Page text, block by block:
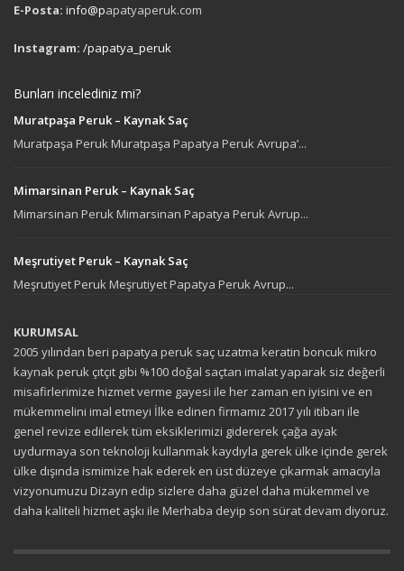
E-Posta: info@papatyaperuk.com
Instagram: /papatya_peruk
Bunları incelediniz mi?
Muratpaşa Peruk – Kaynak Saç
Muratpaşa Peruk Muratpaşa Papatya Peruk Avrupa’...
Mimarsinan Peruk – Kaynak Saç
Mimarsinan Peruk Mimarsinan Papatya Peruk Avrup...
Meşrutiyet Peruk – Kaynak Saç
Meşrutiyet Peruk Meşrutiyet Papatya Peruk Avrup...
KURUMSAL
2005 yılından beri papatya peruk saç uzatma keratin boncuk mikro
kaynak peruk çıtçıt gibi %100 doğal saçtan imalat yaparak siz değerli
misafirlerimize hizmet verme gayesi ile her zaman en iyisini ve en
mükemmelini imal etmeyi İlke edinen firmamız 2017 yılı itibarı ile
genel revize edilerek tüm eksiklerimizi gidererek çağa ayak
uydurmaya son teknoloji kullanmak kaydıyla gerek ülke içinde gerek
ülke dışında ismimize hak ederek en üst düzeye çıkarmak amacıyla
vizyonumuzu Dizayn edip sizlere daha güzel daha mükemmel ve
daha kaliteli hizmet aşkı ile Merhaba deyip son sürat devam diyoruz.